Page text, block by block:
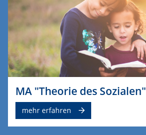
MA "Theorie des Sozialen"
mehr erfahren